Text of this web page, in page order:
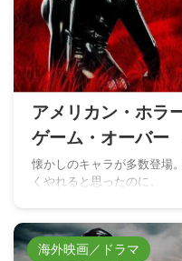
アメリカン・ホ
ゲーム・オーバー
懐かしのキャラが多数登場
くやれると思ったのに。
海外映画／ドラマ